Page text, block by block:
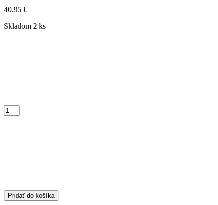
40.95 €
Skladom 2 ks
Pridať do košíka